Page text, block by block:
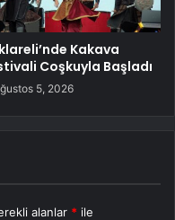
Kakava
Coşkuyla Başladı
5, 2026
alanlar * ile